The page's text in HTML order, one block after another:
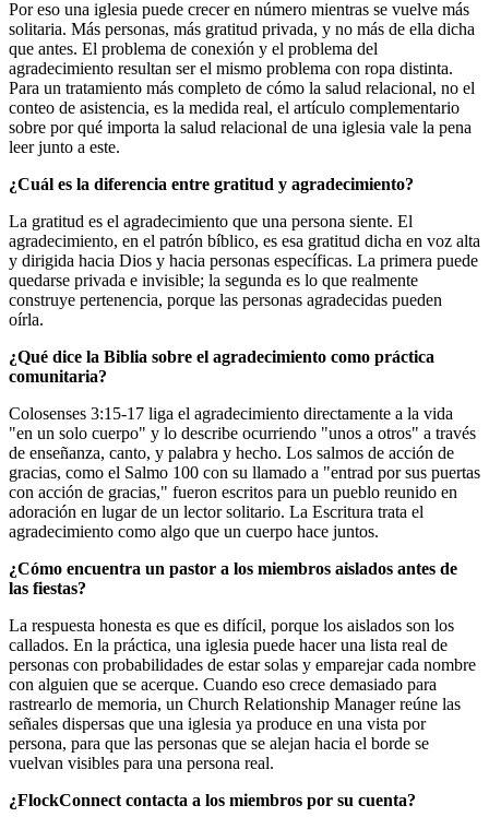
Por eso una iglesia puede crecer en número mientras se vuelve más
solitaria. Más personas, más gratitud privada, y no más de ella dicha
que antes. El problema de conexión y el problema del
agradecimiento resultan ser el mismo problema con ropa distinta.
Para un tratamiento más completo de cómo la salud relacional, no el
conteo de asistencia, es la medida real, el artículo complementario
sobre por qué importa la salud relacional de una iglesia vale la pena
leer junto a este.
¿Cuál es la diferencia entre gratitud y agradecimiento?
La gratitud es el agradecimiento que una persona siente. El
agradecimiento, en el patrón bíblico, es esa gratitud dicha en voz alta
y dirigida hacia Dios y hacia personas específicas. La primera puede
quedarse privada e invisible; la segunda es lo que realmente
construye pertenencia, porque las personas agradecidas pueden
oírla.
¿Qué dice la Biblia sobre el agradecimiento como práctica
comunitaria?
Colosenses 3:15-17 liga el agradecimiento directamente a la vida
"en un solo cuerpo" y lo describe ocurriendo "unos a otros" a través
de enseñanza, canto, y palabra y hecho. Los salmos de acción de
gracias, como el Salmo 100 con su llamado a "entrad por sus puertas
con acción de gracias," fueron escritos para un pueblo reunido en
adoración en lugar de un lector solitario. La Escritura trata el
agradecimiento como algo que un cuerpo hace juntos.
¿Cómo encuentra un pastor a los miembros aislados antes de
las fiestas?
La respuesta honesta es que es difícil, porque los aislados son los
callados. En la práctica, una iglesia puede hacer una lista real de
personas con probabilidades de estar solas y emparejar cada nombre
con alguien que se acerque. Cuando eso crece demasiado para
rastrearlo de memoria, un Church Relationship Manager reúne las
señales dispersas que una iglesia ya produce en una vista por
persona, para que las personas que se alejan hacia el borde se
vuelvan visibles para una persona real.
¿FlockConnect contacta a los miembros por su cuenta?